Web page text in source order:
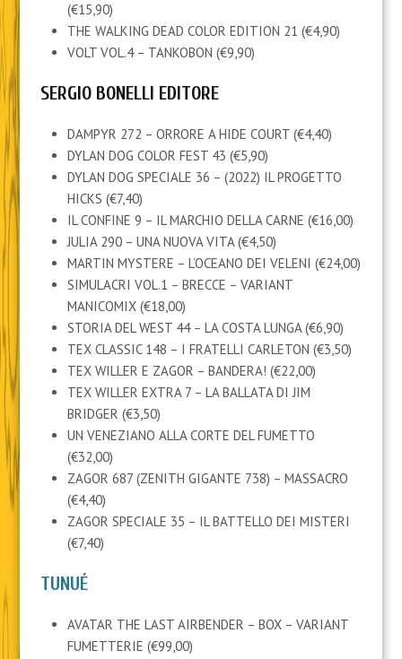
(€15,90)
THE WALKING DEAD COLOR EDITION 21 (€4,90)
VOLT VOL.4 – TANKOBON (€9,90)
SERGIO BONELLI EDITORE
DAMPYR 272 – ORRORE A HIDE COURT (€4,40)
DYLAN DOG COLOR FEST 43 (€5,90)
DYLAN DOG SPECIALE 36 – (2022) IL PROGETTO
HICKS (€7,40)
IL CONFINE 9 – IL MARCHIO DELLA CARNE (€16,00)
JULIA 290 – UNA NUOVA VITA (€4,50)
MARTIN MYSTERE – L’OCEANO DEI VELENI (€24,00)
SIMULACRI VOL.1 – BRECCE – VARIANT
MANICOMIX (€18,00)
STORIA DEL WEST 44 – LA COSTA LUNGA (€6,90)
TEX CLASSIC 148 – I FRATELLI CARLETON (€3,50)
TEX WILLER E ZAGOR – BANDERA! (€22,00)
TEX WILLER EXTRA 7 – LA BALLATA DI JIM
BRIDGER (€3,50)
UN VENEZIANO ALLA CORTE DEL FUMETTO
(€32,00)
ZAGOR 687 (ZENITH GIGANTE 738) – MASSACRO
(€4,40)
ZAGOR SPECIALE 35 – IL BATTELLO DEI MISTERI
(€7,40)
TUNUÉ
AVATAR THE LAST AIRBENDER – BOX – VARIANT
FUMETTERIE (€99,00)